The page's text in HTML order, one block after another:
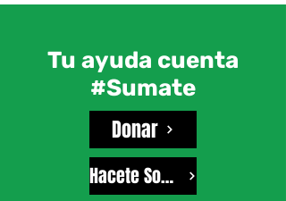
Tu ayuda cuenta
#Sumate
Donar
Hacete Socio